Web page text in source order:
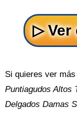
Si quieres ver
Puntiagudos Altos
Delgados Damas